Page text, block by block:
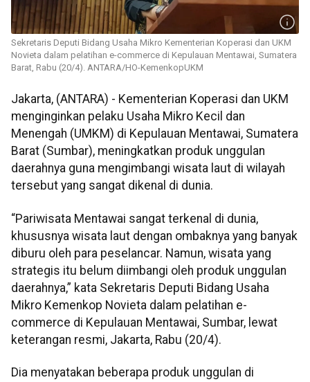
Sekretaris Deputi Bidang Usaha Mikro Kementerian Koperasi dan UKM
Novieta dalam pelatihan e-commerce di Kepulauan Mentawai, Sumatera
Barat, Rabu (20/4). ANTARA/HO-KemenkopUKM
Jakarta, (ANTARA) - Kementerian Koperasi dan UKM
menginginkan pelaku Usaha Mikro Kecil dan
Menengah (UMKM) di Kepulauan Mentawai, Sumatera
Barat (Sumbar), meningkatkan produk unggulan
daerahnya guna mengimbangi wisata laut di wilayah
tersebut yang sangat dikenal di dunia.
“Pariwisata Mentawai sangat terkenal di dunia,
khususnya wisata laut dengan ombaknya yang banyak
diburu oleh para peselancar. Namun, wisata yang
strategis itu belum diimbangi oleh produk unggulan
daerahnya,” kata Sekretaris Deputi Bidang Usaha
Mikro Kemenkop Novieta dalam pelatihan e-
commerce di Kepulauan Mentawai, Sumbar, lewat
keterangan resmi, Jakarta, Rabu (20/4).
Dia menyatakan beberapa produk unggulan di